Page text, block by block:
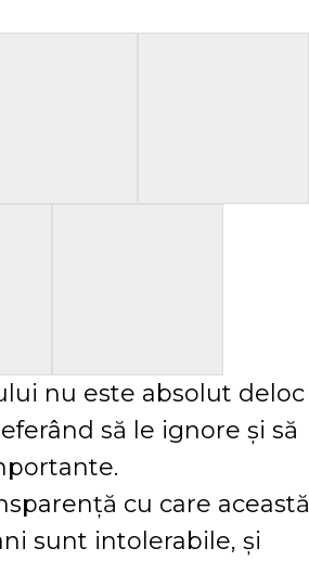
nu este absolut deloc
să le ignore și să
cu care această
sunt intolerabile, și